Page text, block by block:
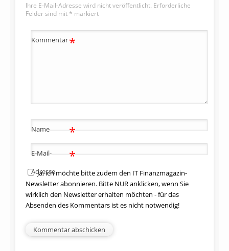
Ihre E-Mail-Adresse wird nicht veröffentlicht. Erforderliche
Felder sind mit * markiert
Kommentar*
Name *
E-Mail-
Adresse
*
Ja, ich möchte bitte zudem den IT Finanzmagazin-
Newsletter abonnieren. Bitte NUR anklicken, wenn Sie
wirklich den Newsletter erhalten möchten - für das
Absenden des Kommentars ist es nicht notwendig!